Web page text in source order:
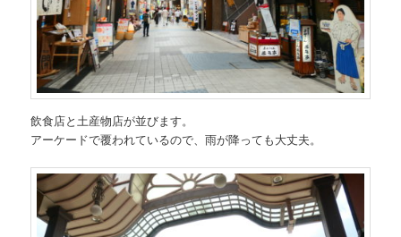
飲食店と土産物店が並びます。
アーケードで覆われているので、雨が降っても大丈夫。